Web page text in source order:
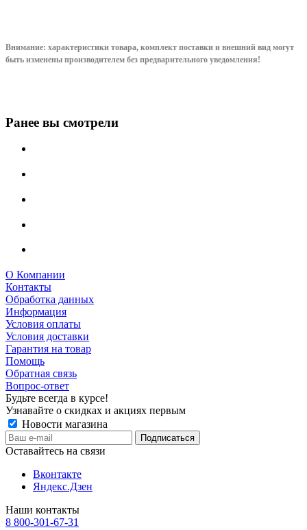
Внимание: характеристики товара, комплект поставки и внешний вид могут
быть изменены производителем без предварительного уведомления!
Ранее вы смотрели
О Компании
Контакты
Обработка данных
Информация
Условия оплаты
Условия доставки
Гарантия на товар
Помощь
Обратная связь
Вопрос-ответ
Будьте всегда в курсе!
Узнавайте о скидках и акциях первым
Новости магазина
Оставайтесь на связи
Вконтакте
Яндекс.Дзен
Наши контакты
8 800-301-67-31